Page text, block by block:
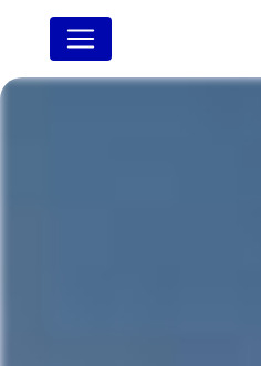
Panneau de gestion des cookies